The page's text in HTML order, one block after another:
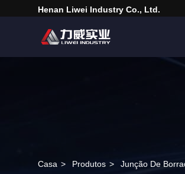
Henan Liwei Industry Co., Ltd.
Casa > Produtos > Junção De